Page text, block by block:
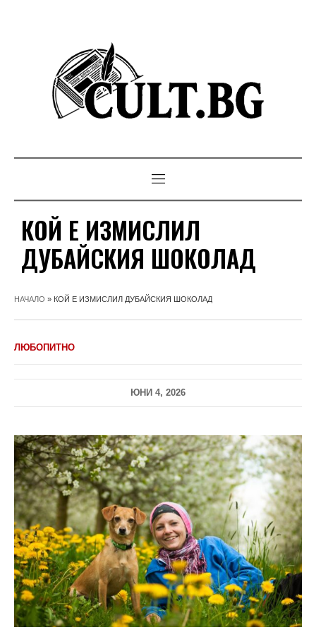
КОЙ Е ИЗМИСЛИЛ
ДУБАЙСКИЯ ШОКОЛАД
НАЧАЛО » КОЙ Е ИЗМИСЛИЛ ДУБАЙСКИЯ ШОКОЛАД
ЛЮБОПИТНО
ЮНИ 4, 2026